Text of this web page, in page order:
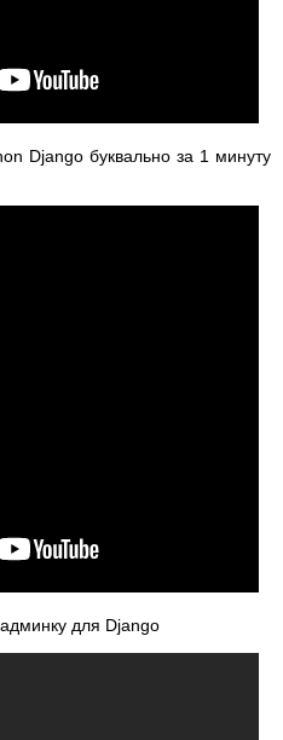
Django буквально за 1 минуту
для Django